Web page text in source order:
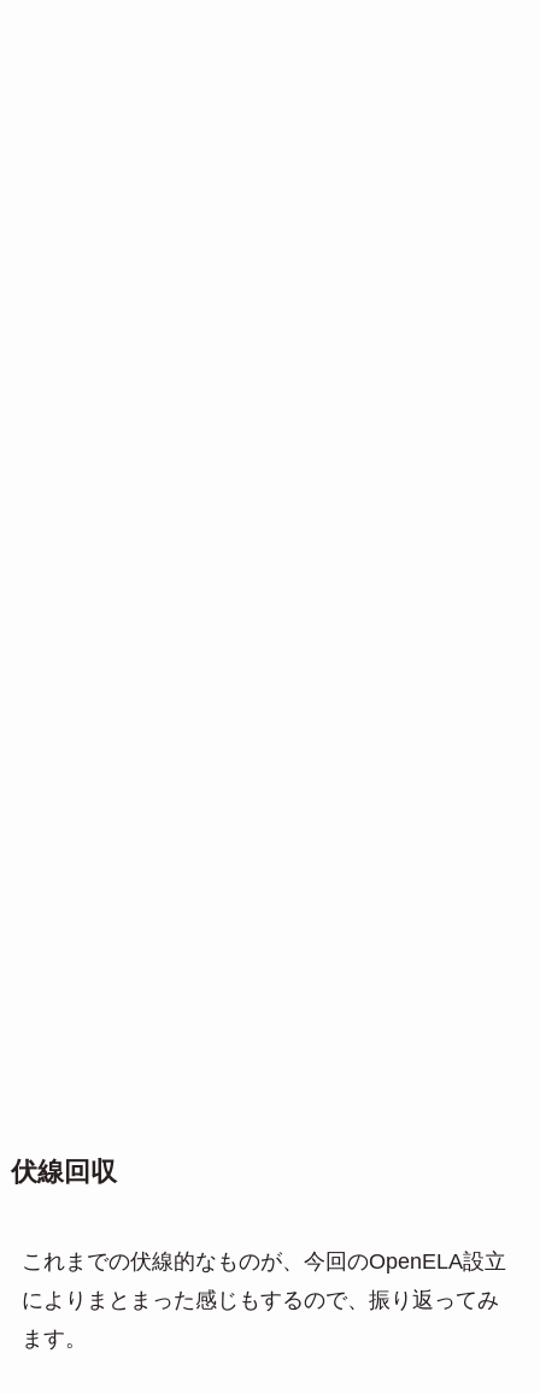
伏線回収
これまでの伏線的なものが、今回のOpenELA設立
によりまとまった感じもするので、振り返ってみ
ます。